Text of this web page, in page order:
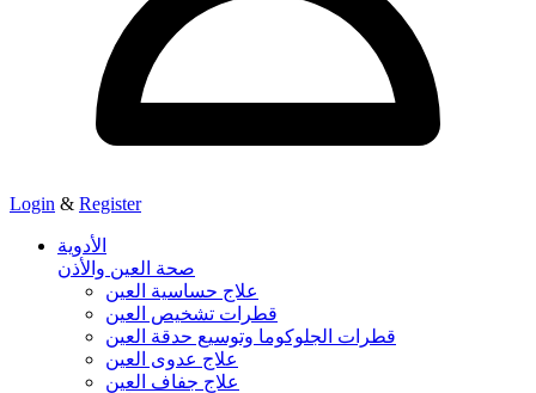
Login & Register
الأدوية
صحة العين والأذن
علاج حساسية العين
قطرات تشخيص العين
قطرات الجلوكوما وتوسيع حدقة العين
علاج عدوى العين
علاج جفاف العين